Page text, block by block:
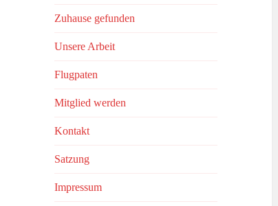
Zuhause gefunden
Unsere Arbeit
Flugpaten
Mitglied werden
Kontakt
Satzung
Impressum